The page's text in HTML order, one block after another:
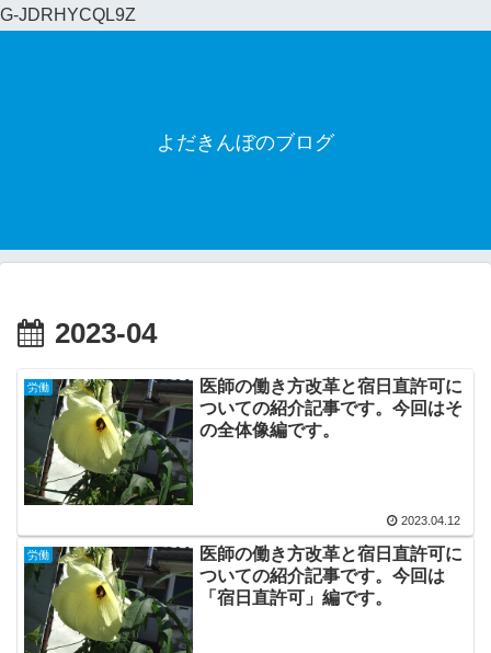
G-JDRHYCQL9Z
よだきんぼのブログ
2023-04
労働
医師の働き方改革と宿日直許可に
ついての紹介記事です。今回はそ
の全体像編です。
2023.04.12
労働
医師の働き方改革と宿日直許可に
ついての紹介記事です。今回は
「宿日直許可」編です。